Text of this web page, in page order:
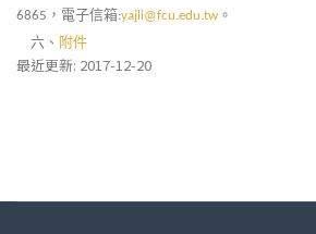
6865 ，電子信箱:yajli@fcu.edu.tw 。
六、 附件
最近更新: 2017-12-20